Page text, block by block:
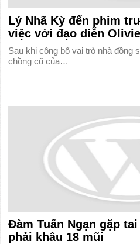
Lý Nhã Kỳ đến phim
việc với đạo diễn
Sau khi công bố vai trò nhà đồng
chồng cũ của…
Đàm Tuấn Ngạn gặp
phải khâu 18 mũi